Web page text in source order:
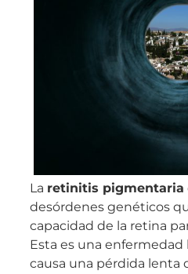
La retinitis pigmentaria
desórdenes genéticos
capacidad de la retina
Esta es una
causa una pérdida lenta